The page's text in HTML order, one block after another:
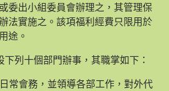
委出小組委員會辦理之，其管理保
法實施之。該項福利經費只限用於
途。
列十個部門辦事，其職掌如下：
常會務，並領導各部工作，對外代